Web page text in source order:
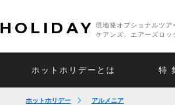
HOLIDAY
現地発オプショナルツ
ケアンズ、エアーズロ
ホットホリデーとは 特
ホットホリデー アルメニア